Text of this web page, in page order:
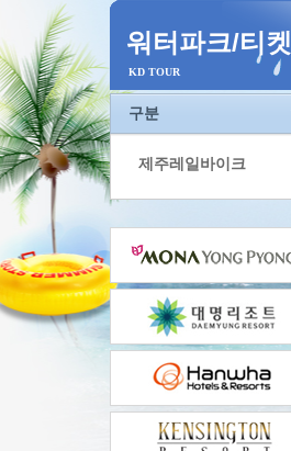
워터파크/티켓
KD TOUR
구분
제주레일바이크